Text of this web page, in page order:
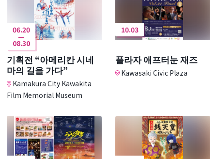
06.20
08.30
기획전 “아메리칸 시네
마의 길을 가다”
Kamakura City Kawakita
Film Memorial Museum
10.03
플라자 애프터눈 재즈
Kawasaki Civic Plaza